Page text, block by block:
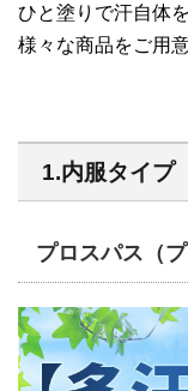
ひと塗りで汗自体
様々な商品をご用
1.内服タイプ
プロスパス（